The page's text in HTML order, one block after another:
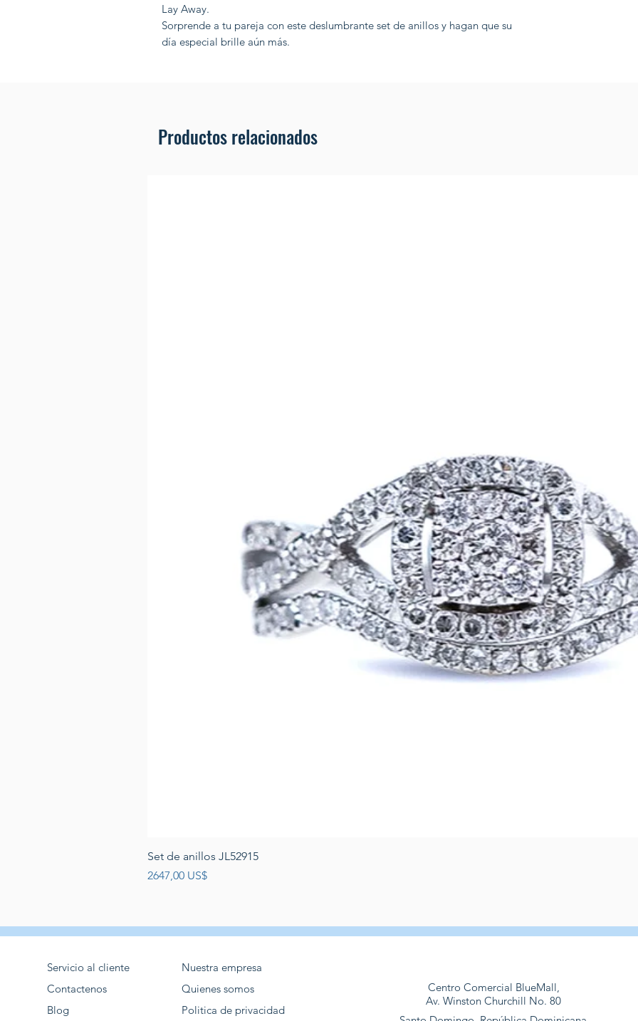
Lay Away.
Sorprende a tu pareja con este deslumbrante set de anillos y hagan que su
día especial brille aún más.
Productos relacionados
Set de anillos JL52915
Precio
2647,00 US$
Servicio al cliente
Contactenos
Blog
Nuestra empresa
Quienes somos
Politica de privacidad
Centro Comercial BlueMall,
Av. Winston Churchill No. 80